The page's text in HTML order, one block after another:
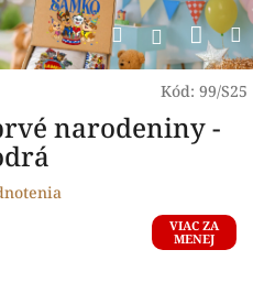
Hľadať
Kód: 99/S25
narodeniny -
VIAC ZA
MENEJ